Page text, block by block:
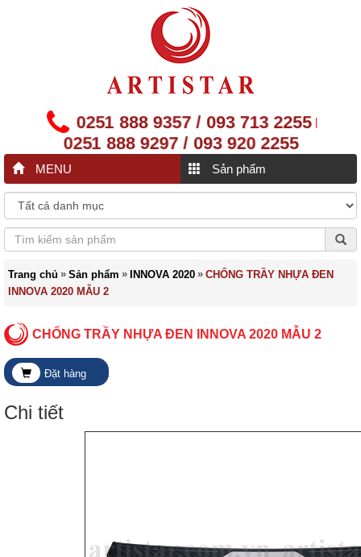
0251 888 9357 / 093 713 2255 |
0251 888 9297 / 093 920 2255
MENU Sản phẩm
Trang chủ » Sản phẩm » INNOVA 2020 » CHỐNG TRẦY NHỰA ĐEN
INNOVA 2020 MẪU 2
CHỐNG TRẦY NHỰA ĐEN INNOVA 2020 MẪU 2
Đặt hàng
Chi tiết